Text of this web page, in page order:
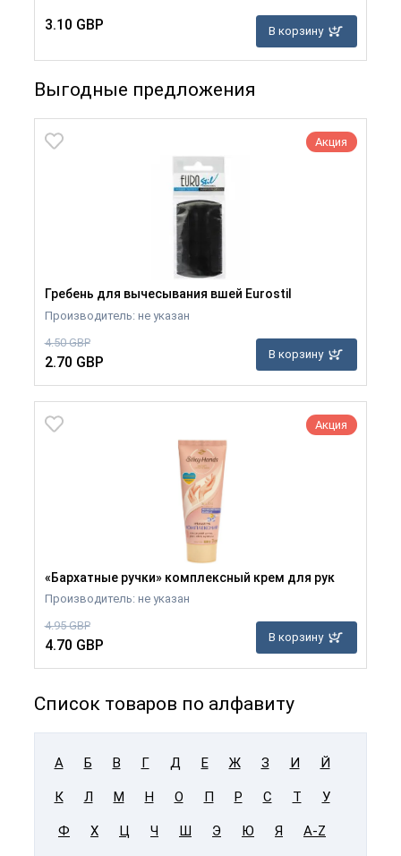
3.10 GBP В корзину
Выгодные предложения
Акция
Гребень для вычесывания вшей Eurostil
Производитель: не указан
4.50 GBP
2.70 GBP В корзину
Акция
«Бархатные ручки» комплексный крем для рук
Производитель: не указан
4.95 GBP
4.70 GBP В корзину
Список товаров по алфавиту
А Б В Г Д Е Ж З И Й
К Л М Н О П Р С Т У
Ф Х Ц Ч Ш Э Ю Я A-Z